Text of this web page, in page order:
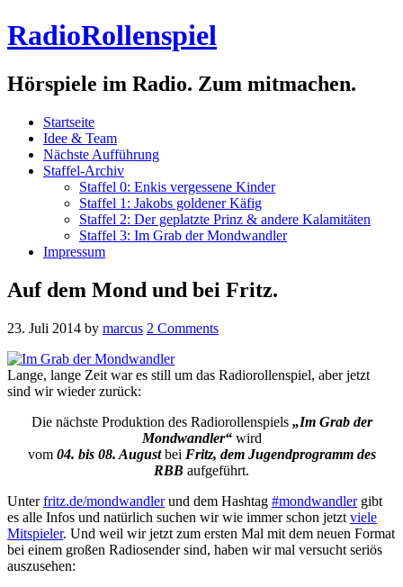
RadioRollenspiel
Hörspiele im Radio. Zum mitmachen.
Startseite
Idee & Team
Nächste Aufführung
Staffel-Archiv
Staffel 0: Enkis vergessene Kinder
Staffel 1: Jakobs goldener Käfig
Staffel 2: Der geplatzte Prinz & andere Kalamitäten
Staffel 3: Im Grab der Mondwandler
Impressum
Auf dem Mond und bei Fritz.
23. Juli 2014 by marcus 2 Comments
Lange, lange Zeit war es still um das Radiorollenspiel, aber jetzt
sind wir wieder zurück:
Die nächste Produktion des Radiorollenspiels „Im Grab der
Mondwandler“wird
vom 04. bis 08. Augustbei Fritz, dem Jugendprogramm des
RBB aufgeführt.
Unterfritz.de/mondwandlerund dem Hashtag #mondwandlergibt
es alle Infos und natürlich suchen wir wie immer schon jetzt viele
Mitspieler. Und weil wir jetzt zum ersten Mal mit dem neuen Format
bei einem großen Radiosender sind, haben wir mal versucht seriös
auszusehen: